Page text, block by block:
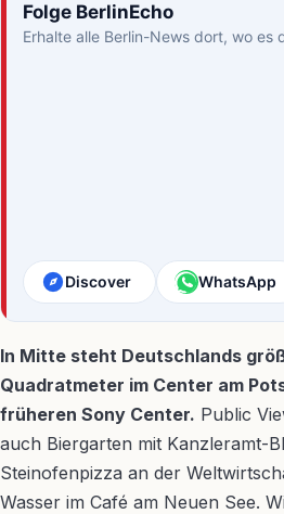
Folge BerlinEcho
Erhalte alle Berlin-News dort, wo es
Discover WhatsApp
In Mitte steht Deutschlands
Quadratmeter im Center am
früheren Sony Center. Public
auch Biergarten mit Kanzleramt-
Steinofenpizza an der
Wasser im Café am Neuen See.